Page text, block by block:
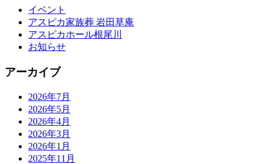
イベント
アスピカ家族葬 岩田草庵
アスピカホール根尾川
お知らせ
アーカイブ
2026年7月
2026年5月
2026年4月
2026年3月
2026年1月
2025年11月